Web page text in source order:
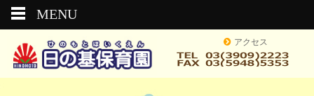
アクセス
MENU